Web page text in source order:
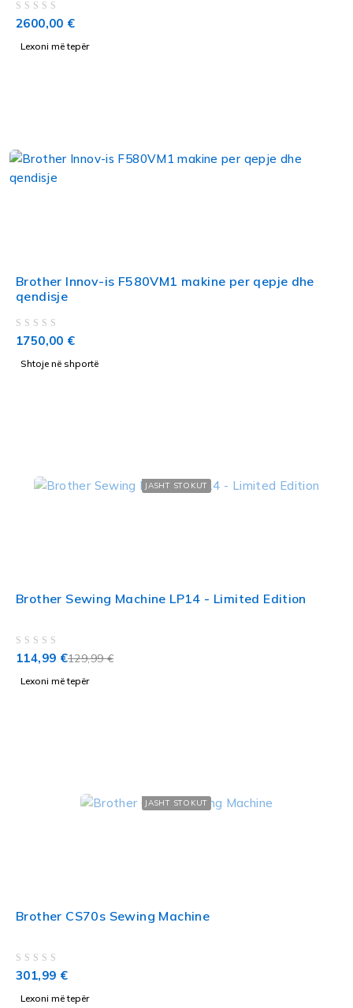
2600,00 €
Lexoni më tepër
Brother Innov-is F580VM1 makine per qepje dhe
qendisje
1750,00 €
Shtoje në shportë
JASHT STOKUT
Brother Sewing Machine LP14 - Limited Edition
129,99€
114,99 €
Lexoni më tepër
JASHT STOKUT
Brother CS70s Sewing Machine
301,99 €
Lexoni më tepër